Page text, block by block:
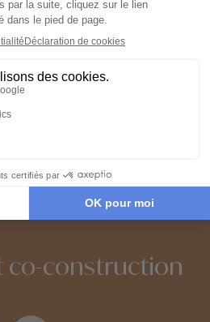
léger
de voyage personnalisé
notre conciergerie reste
24/7
un devis
co-construction